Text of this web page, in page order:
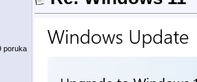
poruka